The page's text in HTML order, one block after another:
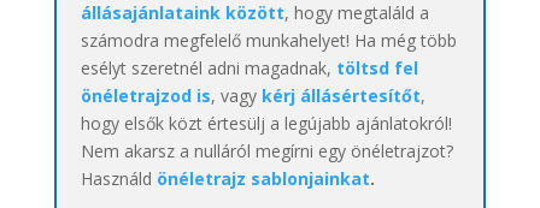
állásajánlataink között, hogy megtaláld a
számodra megfelelő munkahelyet! Ha még több
esélyt szeretnél adni magadnak, töltsd fel
önéletrajzod is, vagy kérj állásértesítőt,
hogy elsők közt értesülj a legújabb ajánlatokról!
Nem akarsz a nulláról megírni egy önéletrajzot?
Használd önéletrajz sablonjainkat.